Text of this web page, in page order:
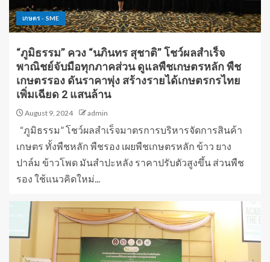
เกษตร - SME
“ภูมิธรรม” ควง “นภินทร สุชาติ” โชว์ผลสำเร็จ
พาณิชย์จับมือทุกภาคส่วน ดูแลพืชเกษตรหลัก พืช
เกษตรรอง ดันราคาพุ่ง สร้างรายได้เกษตรกรไทย
เพิ่มเฉียด 2 แสนล้าน
August 9, 2024 admin
“ภูมิธรรม” โชว์ผลสำเร็จมาตรการบริหารจัดการสินค้า
เกษตร ทั้งพืชหลัก พืชรอง เผยพืชเกษตรหลัก ข้าว ยาง
ปาล์ม ข้าวโพด มันสำปะหลัง ราคาปรับตัวสูงขึ้น ส่วนพืช
รอง ใช้แนวคิดใหม่...